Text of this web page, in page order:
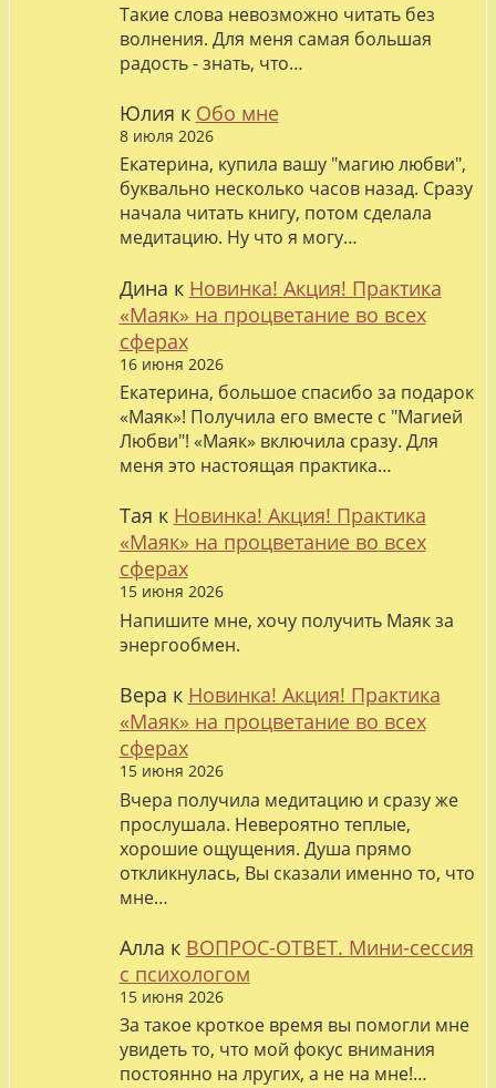
Такие слова невозможно читать без
волнения. Для меня самая большая
радость - знать, что…
Юлия к Обо мне
8 июля 2026
Екатерина, купила вашу "магию любви",
буквально несколько часов назад. Сразу
начала читать книгу, потом сделала
медитацию. Ну что я могу…
Дина к Новинка! Акция! Практика
«Маяк» на процветание во всех
сферах
16 июня 2026
Екатерина, большое спасибо за подарок
«Маяк»! Получила его вместе с "Магией
Любви"! «Маяк» включила сразу. Для
меня это настоящая практика…
Тая к Новинка! Акция! Практика
«Маяк» на процветание во всех
сферах
15 июня 2026
Напишите мне, хочу получить Маяк за
энергообмен.
Вера к Новинка! Акция! Практика
«Маяк» на процветание во всех
сферах
15 июня 2026
Вчера получила медитацию и сразу же
прослушала. Невероятно теплые,
хорошие ощущения. Душа прямо
откликнулась, Вы сказали именно то, что
мне…
Алла к ВОПРОС-ОТВЕТ. Мини-сессия
с психологом
15 июня 2026
За такое кроткое время вы помогли мне
увидеть то, что мой фокус внимания
постоянно на лругих, а не на мне!…